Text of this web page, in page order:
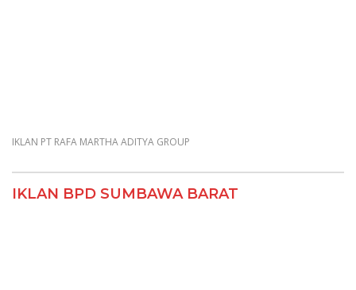
IKLAN PT RAFA MARTHA ADITYA GROUP
IKLAN BPD SUMBAWA BARAT